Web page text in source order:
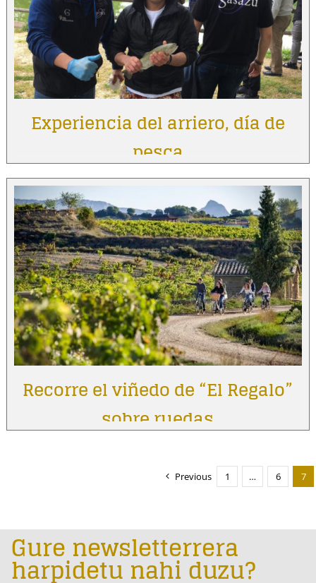
Experiencia del arriero, día de
pesca
Recorre el viñedo de “El Regalo”
sobre ruedas
Previous 1 … 6 7
Gure newsletterrera
harpidetu nahi duzu?